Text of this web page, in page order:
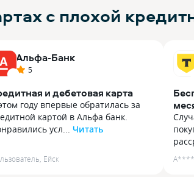
с плохой
Альфа-Банк
5
и дебетовая карта
году впервые обратилась за
картой в Альфа банк.
усл... Читать
картой в Альфа банк.
условия по кредитной
, Ейск